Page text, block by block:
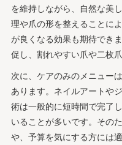
を維持しながら、自然な美
理や爪の形を整えることに
が良くなる効果も期待でき
促し、割れやすい爪や二枚
次に、ケアのみのメニュー
あります。ネイルアートや
術は一般的に短時間で完了
いることが多いです。その
や、予算を気にする方には